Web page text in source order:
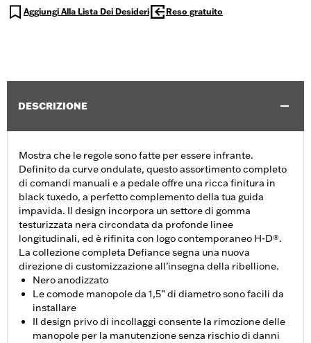
Aggiungi Alla Lista Dei Desideri Reso gratuito
DESCRIZIONE
Mostra che le regole sono fatte per essere infrante.
Definito da curve ondulate, questo assortimento completo
di comandi manuali e a pedale offre una ricca finitura in
black tuxedo, a perfetto complemento della tua guida
impavida. Il design incorpora un settore di gomma
testurizzata nera circondata da profonde linee
longitudinali, ed è rifinita con logo contemporaneo H-D®.
La collezione completa Defiance segna una nuova
direzione di customizzazione all’insegna della ribellione.
Nero anodizzato
Le comode manopole da 1,5” di diametro sono facili da
installare
Il design privo di incollaggi consente la rimozione delle
manopole per la manutenzione senza rischio di danni